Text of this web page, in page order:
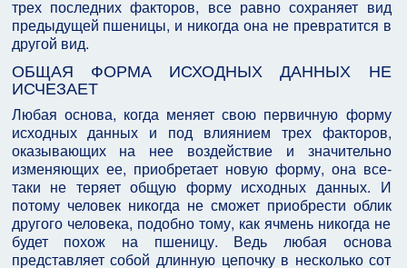
трех последних факторов, все равно сохраняет вид
предыдущей пшеницы, и никогда она не превратится в
другой вид.
ОБЩАЯ ФОРМА ИСХОДНЫХ ДАННЫХ НЕ
ИСЧЕЗАЕТ
Любая основа, когда меняет свою первичную форму
исходных данных и под влиянием трех факторов,
оказывающих на нее воздействие и значительно
изменяющих ее, приобретает новую форму, она все-
таки не теряет общую форму исходных данных. И
потому человек никогда не сможет приобрести облик
другого человека, подобно тому, как ячмень никогда не
будет похож на пшеницу. Ведь любая основа
представляет собой длинную цепочку в несколько сот